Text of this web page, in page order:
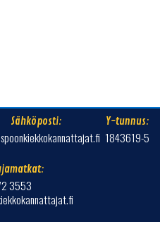
Sähköposti: Y-tunnus:
1843619-5
3553